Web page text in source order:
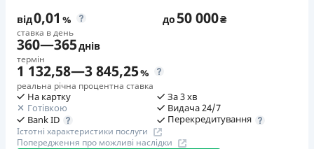
від0,01 %
ставка в день
до50 000₴
360—365днів
термін
1 132,58—3 845,25%
реальна річна процентна ставка
На картку
Готівкою
Bank ID
За 3 хв
Видача 24/7
Перекредитування
Істотні характеристики послуги
Попередження про можливі наслідки